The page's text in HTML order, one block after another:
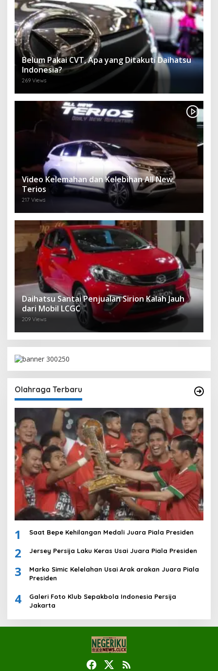
Belum Pakai CVT, Apa yang Ditakuti Daihatsu
Indonesia?
269 Views
Video Kelemahan dan Kelebihan All New
Terios
217 Views
Daihatsu Santai Penjualan Sirion Kalah Jauh
dari Mobil LCGC
209 Views
Olahraga Terbaru
1 Saat Bepe Kehilangan Medali Juara Piala Presiden
2 Jersey Persija Laku Keras Usai Juara Piala Presiden
3
Marko Simic Kelelahan Usai Arak arakan Juara Piala
Presiden
4
Galeri Foto Klub Sepakbola Indonesia Persija
Jakarta